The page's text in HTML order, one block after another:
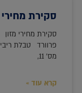
סקירת מחירי
סקירת מחירי
מס' 11,
קרא עוד »